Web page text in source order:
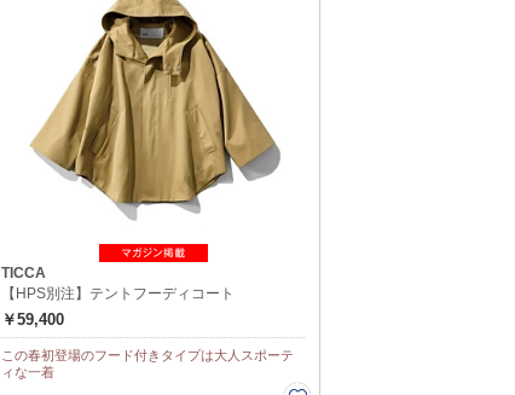
TICCA
【HPS別注】テントフーディコート
￥59,400
この春初登場のフード付きタイプは大人スポーテ
ィな一着